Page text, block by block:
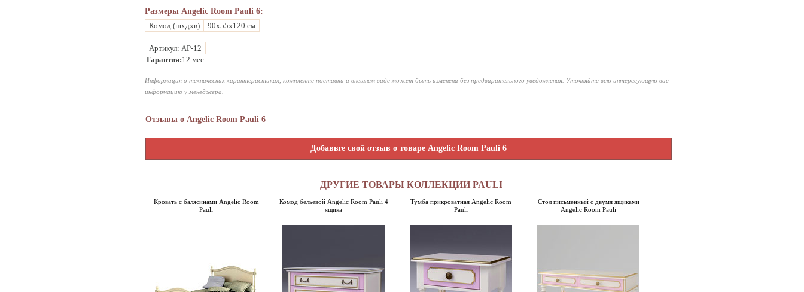
Размеры Angelic Room Pauli 6:
Комод (шхдхв)
90х55х120 см
Артикул: AP-12
Гарантия:12 мес.
Информация о технических характеристиках, комплекте поставки и внешнем виде может быть изменена без предварительного уведомления. Уточняйте всю интересующую вас
информацию у менеджера.
Отзывы о Angelic Room Pauli 6
Добавьте свой отзыв о товаре Angelic Room Pauli 6
ДРУГИЕ ТОВАРЫ КОЛЛЕКЦИИ PAULI
Кровать с балясинами Angelic Room
Pauli
Комод бельевой Angelic Room Pauli 4
ящика
Тумба прикроватная Angelic Room
Pauli
Стол письменный с двумя ящиками
Angelic Room Pauli